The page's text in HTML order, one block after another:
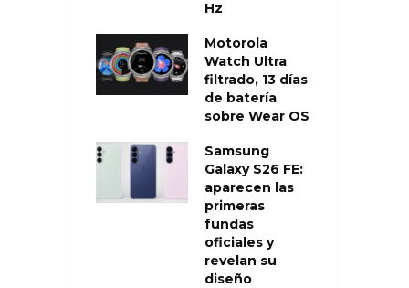
Hz
Motorola
Watch Ultra
filtrado, 13 días
de batería
sobre Wear OS
Samsung
Galaxy S26 FE:
aparecen las
primeras
fundas
oficiales y
revelan su
diseño